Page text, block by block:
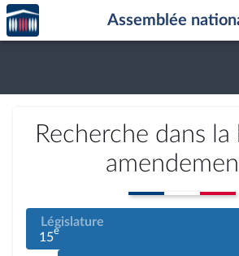
Aller au contenu
Aller en bas de la page
Accèder
à la
page
Assemblée
Recherche dans la
Législature
15e